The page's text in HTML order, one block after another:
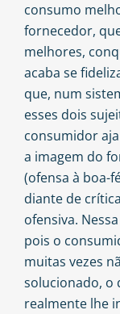
consumo
fornecedor,
melhores,
acaba se
que, num
esses dois
consumidor
a imagem do
(ofensa à boa-
diante de
ofensiva.
pois o
muitas vezes
solucionado, o
realmente lhe